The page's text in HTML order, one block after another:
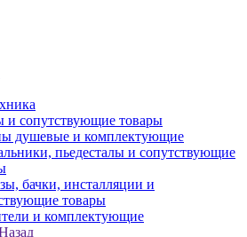
и сопутствующие товары
душевые и комплектующие
пьедесталы и сопутствующие
бачки, инсталляции и
товары
и комплектующие